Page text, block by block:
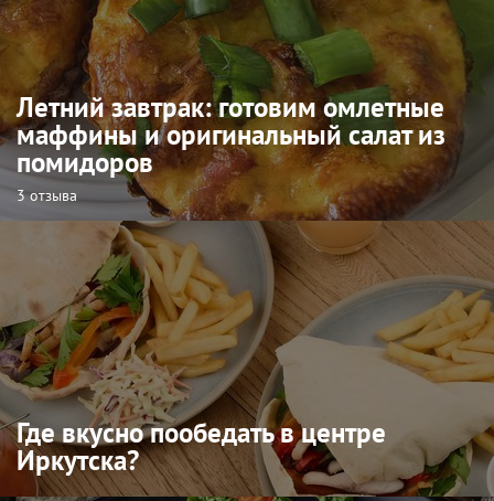
Летний завтрак: готовим омлетные
маффины и оригинальный салат из
помидоров
3 отзыва
Где вкусно пообедать в центре
Иркутска?